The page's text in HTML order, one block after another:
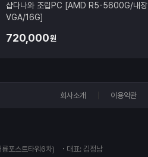
샵다나와 조립PC [AMD R5-5600G/내장
VGA/16G]
720,000원
회사소개 이용약관
포스트타워6차)
대표: 김정남